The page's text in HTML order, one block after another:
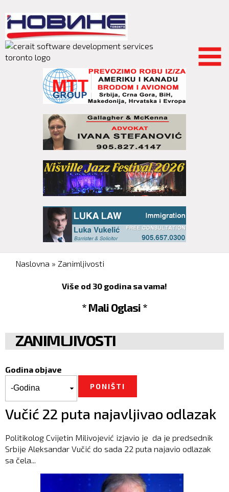
main
content
You are here
Naslovna » Zanimljivosti
Više od 30 godina sa vama!
* Mali Oglasi *
ZANIMLJIVOSTI
Godina objave
Vučić 22 puta najavljivao odlazak
Politikolog Cvijetin Milivojević izjavio je da je predsednik
Srbije Aleksandar Vučić do sada 22 puta najavio odlazak
sa čela...